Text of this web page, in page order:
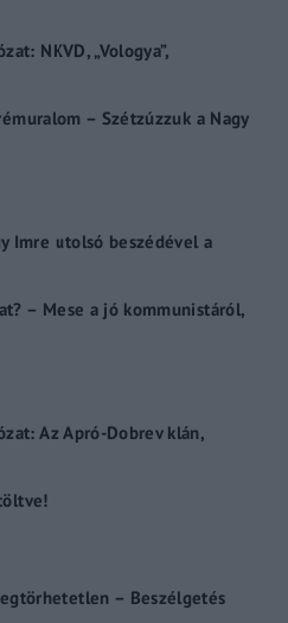
NKVD, „Vologya”,
– Szétzúzzuk a Nagy
Imre utolsó beszédével a
– Mese a jó kommunistáról,
Az Apró-Dobrev klán,
– Beszélgetés